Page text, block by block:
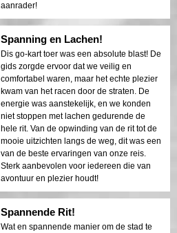
aanrader!
Spanning en Lachen!
Dis go-kart toer was een absolute blast! De
gids zorgde ervoor dat we veilig en
comfortabel waren, maar het echte plezier
kwam van het racen door de straten. De
energie was aanstekelijk, en we konden
niet stoppen met lachen gedurende de
hele rit. Van de opwinding van de rit tot de
mooie uitzichten langs de weg, dit was een
van de beste ervaringen van onze reis.
Sterk aanbevolen voor iedereen die van
avontuur en plezier houdt!
Spannende Rit!
Wat en spannende manier om de stad te